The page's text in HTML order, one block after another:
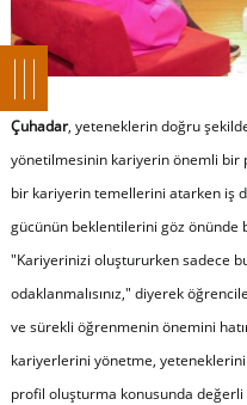
Çuhadar, yeteneklerin doğru
yönetilmesinin kariyerin önemli bir
bir kariyerin temellerini atarken iş
gücünün beklentilerini göz önünde
"Kariyerinizi oluştururken sadece
odaklanmalısınız," diyerek
ve sürekli öğrenmenin önemini
kariyerlerini yönetme,
profil oluşturma konusunda